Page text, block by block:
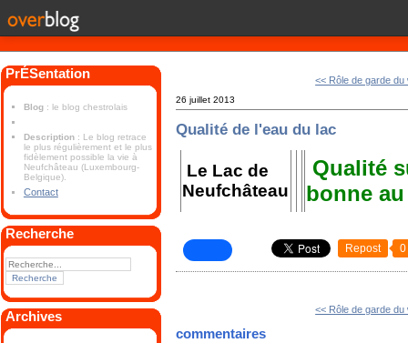
PrÉSentation
Blog : le blog chestrolais
Description : Le blog retrace
le plus régulièrement et le plus
fidèlement possible la vie à
Neufchâteau (Luxembourg-
Belgique).
Contact
Recherche
Archives
<< Rôle de garde du
26 juillet 2013
Qualité de l'eau du lac
Le Lac de
Neufchâteau
Qualité
bonne au
Repost 0
<< Rôle de garde du
commentaires